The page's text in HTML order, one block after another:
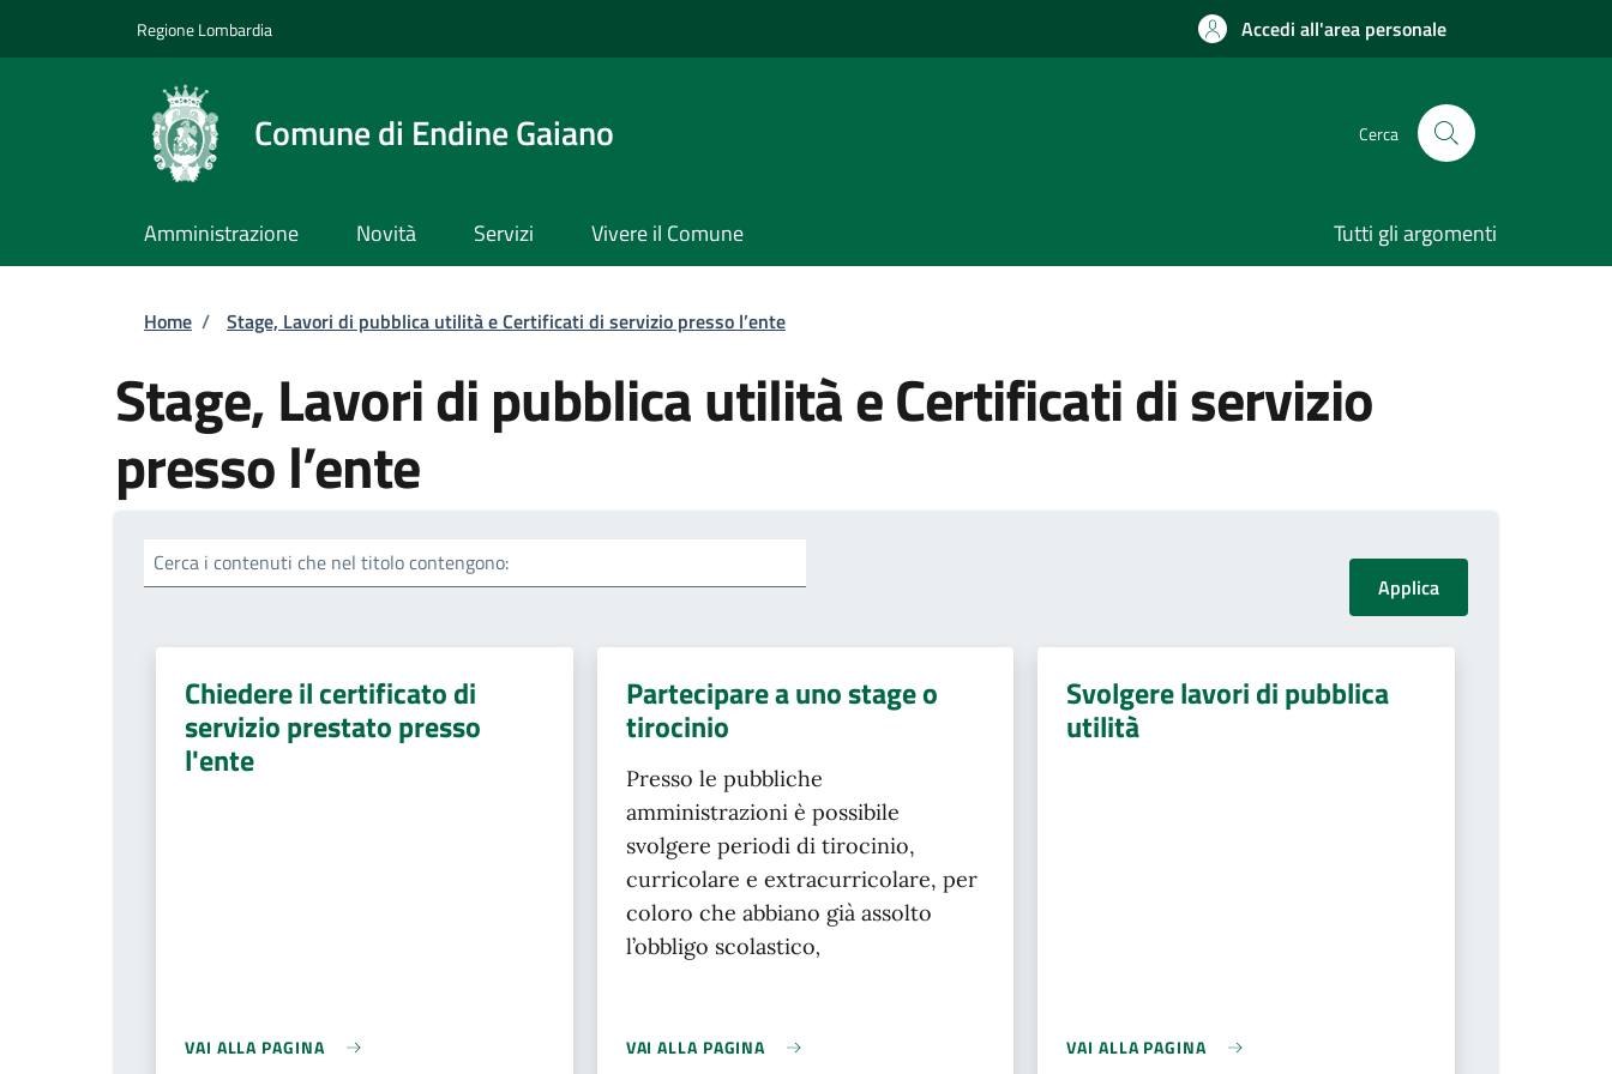
Regione Lombardia Accedi all'area personale
Comune di Endine Gaiano Cerca
Amministrazione Novità Servizi Vivere il Comune Tutti gli argomenti
Briciole di pane
Home / Stage, Lavori di pubblica utilità e Certificati di servizio presso l’ente
Stage, Lavori di pubblica utilità e Certificati di servizio
presso l’ente
Cerca i contenuti che nel titolo contengono:
Chiedere il certificato di
servizio prestato presso
l'ente
VAI ALLA PAGINA
Partecipare a uno stage o
tirocinio
Presso le pubbliche
amministrazioni è possibile
svolgere periodi di tirocinio,
curricolare e extracurricolare, per
coloro che abbiano già assolto
l’obbligo scolastico,
VAI ALLA PAGINA
Svolgere lavori di pubblica
utilità
VAI ALLA PAGINA